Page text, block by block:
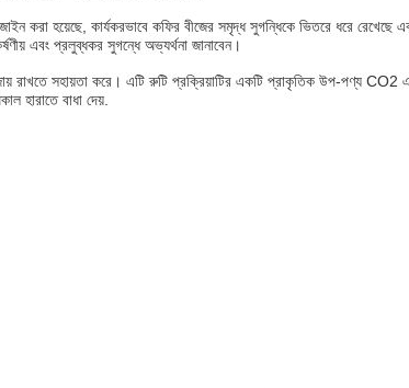
করা হয়েছে, কার্যকরভাবে কফির বীজের সমৃদ্ধ সুগন্ধিকে ভিতরে ধরে
এবং প্রলুব্ধকর সুগন্ধে অভ্যর্থনা জানাবেন।
রাখতে সহায়তা করে। এটি রুটি প্রক্রিয়াটির একটি প্রাকৃতিক উপ-পণ্য CO2
হারাতে বাধা দেয়.